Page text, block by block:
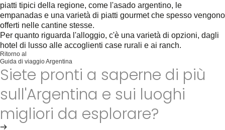
piatti tipici della regione, come l'asado argentino, le
empanadas e una varietà di piatti gourmet che spesso vengono
offerti nelle cantine stesse.
Per quanto riguarda l'alloggio, c'è una varietà di opzioni, dagli
hotel di lusso alle accoglienti case rurali e ai ranch.
Ritorno al
Guida di viaggio Argentina
Siete pronti a saperne di più
sull'Argentina e sui luoghi
migliori da esplorare?